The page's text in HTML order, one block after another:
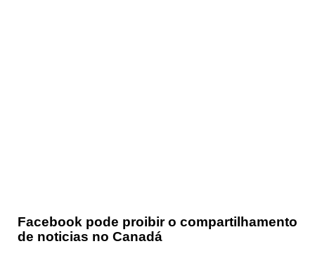
Facebook pode proibir o compartilhamento
de noticias no Canadá